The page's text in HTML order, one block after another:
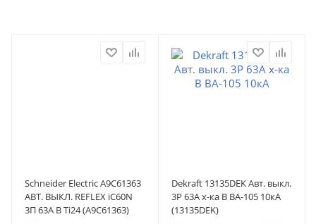
Schneider Electric A9C61363
АВТ. ВЫКЛ. REFLEX iC60N
3П 63A B Ti24 (A9C61363)
Dekraft 13135DEK Авт. выкл.
3P 63A х-ка B ВА-105 10кА
(13135DEK)